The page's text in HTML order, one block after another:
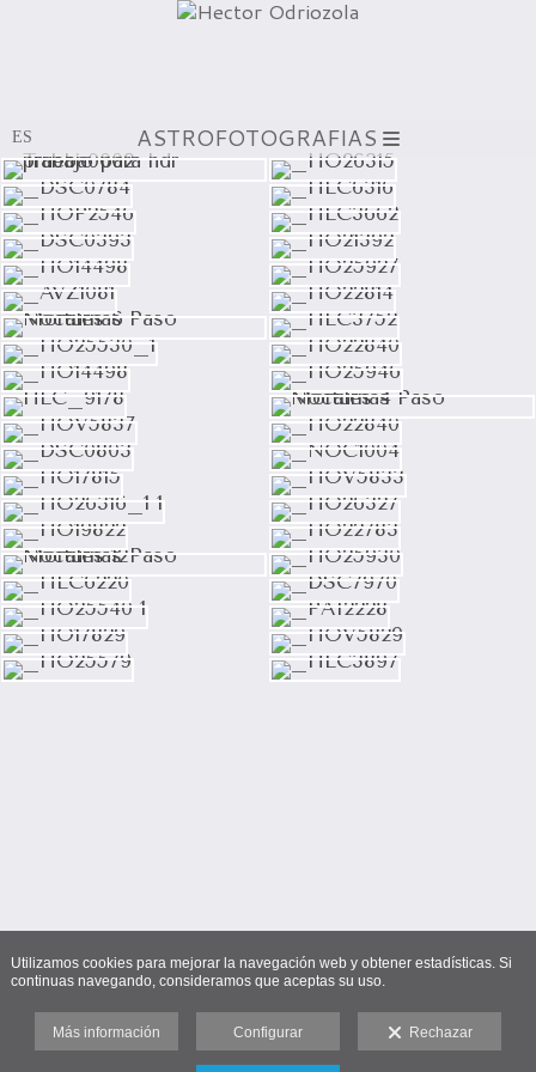
ASTROFOTOGRAFIAS
Utilizamos cookies para mejorar la navegación web y obtener estadísticas. Si
continuas navegando, consideramos que aceptas su uso.
Más información Configurar Rechazar